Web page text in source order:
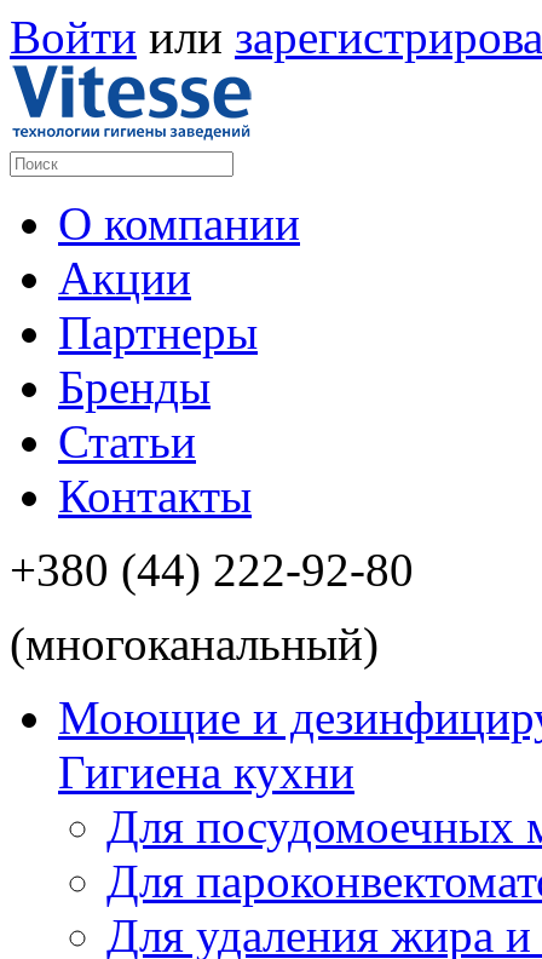
Войти или
О компании
Акции
Партнеры
Бренды
Статьи
Контакты
+380 (44) 222-92-80
(многоканальный)
Моющие и
Гигиена кухни
Для посудомоечных
Для
Для удаления жира и